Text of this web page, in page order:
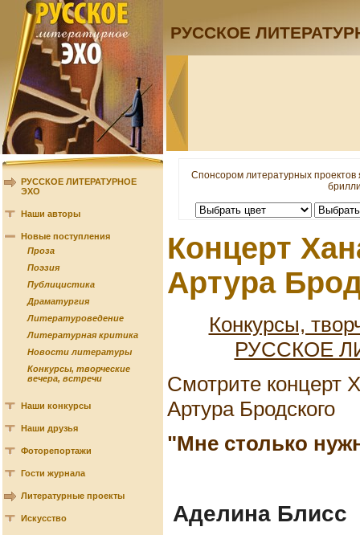
РУССКОЕ
РУССКОЕ ЛИТЕРАТУРНОЕ
ЭХО
Наши авторы
Новые поступления
Проза
Поэзия
Публицистика
Драматургия
Литературоведение
Литературная критика
Новости литературы
Конкурсы, творческие
вечера, встречи
Наши конкурсы
Наши друзья
Фоторепортажи
Гости журнала
Литературные проекты
Искусство
Спонсором литературных
Концерт
Артура
Конкурсы,
РУССКОЕ
Смотрите концерт
Артура Бродского
"Мне столько
Аделина Блисс